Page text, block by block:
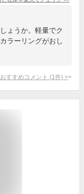
ょうか。軽量でク
ラーリングがおし
すすめコメント (1 件) >